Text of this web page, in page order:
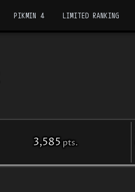
PIKMIN 4 LIMITED RANKING
3,585 pts.